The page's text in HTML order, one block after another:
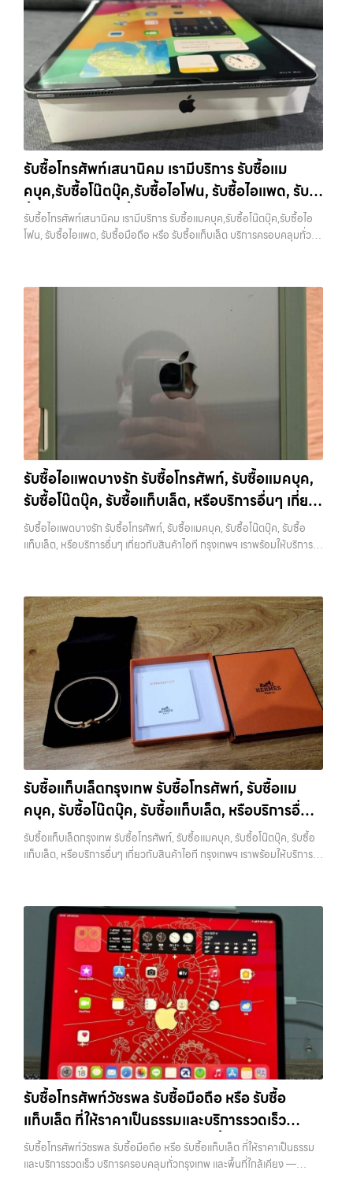
รับซื้อโทรศัพท์เสนานิคม เรามีบริการ รับซื้อแม
คบุค,รับซื้อโน๊ตบุ๊ค,รับซื้อไอโฟน, รับซื้อไอแพด, รับ
ซื้อมือถือ หรือ รับซื้อแท็บเล็ต บริการครอบคลุมทั่ว
กรุงเทพ และพื้นที่ใกล้เคียง
รับซื้อโทรศัพท์เสนานิคม เรามีบริการ รับซื้อแมคบุค,รับซื้อโน๊ตบุ๊ค,รับซื้อไอ
โฟน, รับซื้อไอแพด, รับซื้อมือถือ หรือ รับซื้อแท็บเล็ต บริการครอบคลุมทั่ว
ดา บางรัก แจ้งวัฒนะ บางแค วัชรพล รามอินทรา รับซื้อโทรศัพท์เสนานิคม
เคียง รับซื้อโทรศัพท์เสนานิคม เรามีบริการ รับซื้อแมคบุค,รับซื้อโน๊ตบุ๊ค,รับ
ซื้อไอโฟน, รับซื้อไอแพด, รับซื้อมือถือ หรือ รับซื้อแท็บเล็ต บริการครอบคลุม
ทั่วกรุงเทพ… รับซื้อโทรศัพท์เสนานิคม รับซื้อ Samsung และมือถือ
Android ทุกยี่ห้อ ไม่ว่าจะรุ่นใหม่หรือรุ่นเก่า ประสบการณ์เหนือระดับกับ
การ รับซื้อไอโฟน, รับซื้อไอแพด, รับซื้อมือถือ ยินดีต้อนรับสู่ “รับซื้อขายมือ
ถือ.com” เว็บไซต์ที่คุณไว้วางใจได้ สำหรับบริการ รับซื้อ มือถือ iPhone,
Samsung, iPad, แท็บเล็ต ทุกยี่ห้อ ให้ราคาสูง พร้อมจ่ายเงินทันที
ครอบคลุมพื้นที่ ลาดพร้าว, รัชดา, บางรัก, แจ้งวัฒนะ, บางแค, วัชรพล,
รามอินทรา และเขตกรุงเทพฯ ใกล้ “ใกล้ ฉัน” ที่สุด ในยุคที่สมาร์ทโฟน
แท็บเล็ต และอุปกรณ์ไอทีใหม่ๆ เปลี่ยนรุ่นกันแทบทุกช่วงเวลา อุปกรณ์ที่คุณ
ใช้แล้วอาจกลายเป็นของที่ไม่ได้ใช้งานอยู่เฉยๆ เว็บไซต์ของเราจึงเกิดขึ้นเพื่อ
ทันที ด้วยบริการ รับซื้อไอโฟน, รับซื้อไอแพด, รับซื้อมือถือ, รับซื้อโทรศัพท์,
รับซื้อโน๊ตบุ๊ค, รับซื้อแท็บเล็ต, รับซื้อสินค้าไอทีกรุงเทพมหานคร อย่างครบ
ถือ.com” เราเข้าใจดีว่าอุปกรณ์แต่ละชิ้นไม่ใช่แค่เครื่องใช้ไฟฟ้า แต่เป็น
ทรัพย์สินที่มีมูลค่า คุณอาจต้องการเปลี่ยนรุ่น หรือต้องการเงินด่วน เราจึง
มอบบริการประเมินสภาพเครื่อง ฟรี ปราบปรามความยุ่งยากทั้งหลาย โดย
เน้น โปร่งใส มั่นใจได้ และจ่ายเงินทันทีเมื่อตกลงซื้อขายสำเร็จ บริการของเรา
ครอบคลุมทั้ง iPhone สายใหม่-เก่า, Samsung ทุกรุ่น, iPad และแท็บเล็ต
ทุกแบรนด์ เรารับถึงแม้จะอยู่ในสภาพใช้งานแล้ว ตกแต่งแล้ว หรือมีรอยบ้าง
เพราะมูลค่าของเครื่องไม่ได้ขึ้นอยู่แค่ยี่ห้อ แต่ขึ้นอยู่กับสภาพจริง ความครบ
ชุด และความสะดวกในการขายของคุณ เราจึงตั้งใจให้บริการในเขต
ลาดพร้าว, รัชดา, บางรัก, แจ้งวัฒนะ, บางแค, วัชรพล, รามอินทรา, บางนา,
บางพลี, เกษตรนวมินทร์, เสนานิคม, วังหิน อย่างเต็มที่ ไม่ว่าคุณจะค้นหาคำ
ว่า “รับซื้อมือถือใกล้ฉัน”, “รับซื้อโทรศัพท์มือสองกรุงเทพ”, “ขาย iPad ได้
ราคา”, “รับซื้อแท็บเล็ต กรุงเทพถึงที่”, หรือ “รับซื้อ Samsung มือสอง
ราคาสูง” — ที่นี่คือคำตอบ เพราะบริการของเรามุ่งตรงให้คุณได้รับราคาและ
ความสะดวกสบายที่เหนือกว่า เลือกเราแล้วคุณจะได้บริการที่คุณไว้วางใจ
พร้อมทีมงานที่พร้อมอำนวยความสะดวก นัดรับถึงที่ ตรวจสภาพอย่างมือ
อาชีพ และจ่ายเงินทันที ทั้งหมดนี้เพื่อให้การขายอุปกรณ์ของคุณเป็นเรื่อง
ง่ายขึ้น ดีกว่า รวดเร็วกว่า และคุ้มค่ากว่า ทำไมต้องเลือกเรา ผู้เชี่ยวชาญด้าน
บางรัก, แจ้งวัฒนะ, บางแค, วัชรพล, รามอินทรา, รวมถึง บางนา, บางพลี,
เกษตรนวมินทร์, เสนานิคม, วังหินไม่ว่าคุณจะต้องการ รับซื้อโทรศัพท์, รับ
ซื้อแมคบุค, รับซื้อโน๊ตบุ๊ค, รับซื้อแท็บเล็ต, หรือบริการอื่นๆ เกี่ยวกับสินค้า
ไอที กรุงเทพฯ – เราพร้อมให้บริการครบวงจร บริการของเรา เราให้บริการ
แบบครบวงจรสำหรับลูกค้าที่ต้องการขายอุปกรณ์ไอที ไม่ว่าจะเป็น: รับซื้อไอ
โฟน…
รับซื้อไอแพดบางรัก รับซื้อโทรศัพท์, รับซื้อแมคบุค,
รับซื้อโน๊ตบุ๊ค, รับซื้อแท็บเล็ต, หรือบริการอื่นๆ เกี่ยว
กับสินค้าไอที กรุงเทพฯ เราพร้อมให้บริการครบวงจร
รับซื้อไอแพดบางรัก รับซื้อโทรศัพท์, รับซื้อแมคบุค, รับซื้อโน๊ตบุ๊ค, รับซื้อ
แท็บเล็ต, หรือบริการอื่นๆ เกี่ยวกับสินค้าไอที กรุงเทพฯ เราพร้อมให้บริการ
บางแค วัชรพล รามอินทรา รับซื้อไอแพดบางรัก — รับซื้อโทรศัพท์, รับซื้อแม
คบุค, รับซื้อโน๊ตบุ๊ค, รับซื้อแท็บเล็ต, หรือบริการอื่นๆ เกี่ยวกับสินค้าไอที
กรุงเทพฯ เราพร้อมให้บริการครบวงจร รับซื้อไอแพดบางรัก รับซื้อโทรศัพท์,
รับซื้อแมคบุค, รับซื้อโน๊ตบุ๊ค, รับซื้อแท็บเล็ต, หรือบริการอื่นๆ เกี่ยวกับสินค้า
ไอที กรุงเทพฯ เราพร้อมให้บริการครบวงจร… รับซื้อไอแพดบางรัก รับซื้อ
iPad และแท็บเล็ตทุกแบรนด์ ทุกสภาพ — ขอขายง่าย ได้เงินเร็ว
ประสบการณ์เหนือระดับกับการ รับซื้อไอโฟน, รับซื้อไอแพด, รับซื้อมือถือ
ยินดีต้อนรับสู่ “รับซื้อขายมือถือ.com” เว็บไซต์ที่คุณไว้วางใจได้ สำหรับ
บริการ รับซื้อ มือถือ iPhone, Samsung, iPad, แท็บเล็ต ทุกยี่ห้อ ให้ราคา
สูง พร้อมจ่ายเงินทันที ครอบคลุมพื้นที่ ลาดพร้าว, รัชดา, บางรัก,
แจ้งวัฒนะ, บางแค, วัชรพล, รามอินทรา และเขตกรุงเทพฯ ใกล้ “ใกล้ ฉัน”
ที่สุด ในยุคที่สมาร์ทโฟน แท็บเล็ต และอุปกรณ์ไอทีใหม่ๆ เปลี่ยนรุ่นกันแทบ
ทุกช่วงเวลา อุปกรณ์ที่คุณใช้แล้วอาจกลายเป็นของที่ไม่ได้ใช้งานอยู่เฉยๆ
เว็บไซต์ของเราจึงเกิดขึ้นเพื่อเป็นทางเลือกให้คุณสามารถเปลี่ยนอุปกรณ์ที่
รับซื้อมือถือ, รับซื้อโทรศัพท์, รับซื้อโน๊ตบุ๊ค, รับซื้อแท็บเล็ต, รับซื้อสินค้าไอที
กรุงเทพมหานคร อย่างครบวงจร ไม่ว่าคุณจะอยู่โซนเมืองหรือเขตชานเมือง
แค่เครื่องใช้ไฟฟ้า แต่เป็นทรัพย์สินที่มีมูลค่า คุณอาจต้องการเปลี่ยนรุ่น หรือ
ต้องการเงินด่วน เราจึงมอบบริการประเมินสภาพเครื่อง ฟรี ปราบปราม
ความยุ่งยากทั้งหลาย โดยเน้น โปร่งใส มั่นใจได้ และจ่ายเงินทันทีเมื่อตกลง
ซื้อขายสำเร็จ บริการของเราครอบคลุมทั้ง iPhone สายใหม่-เก่า,
Samsung ทุกรุ่น, iPad และแท็บเล็ตทุกแบรนด์ เรารับถึงแม้จะอยู่ในสภาพ
ใช้งานแล้ว ตกแต่งแล้ว หรือมีรอยบ้าง เพราะมูลค่าของเครื่องไม่ได้ขึ้นอยู่แค่
ยี่ห้อ แต่ขึ้นอยู่กับสภาพจริง ความครบชุด และความสะดวกในการขายของ
คุณ เราจึงตั้งใจให้บริการในเขต ลาดพร้าว, รัชดา, บางรัก, แจ้งวัฒนะ,
บางแค, วัชรพล, รามอินทรา, บางนา, บางพลี, เกษตรนวมินทร์, เสนานิคม,
วังหิน อย่างเต็มที่ ไม่ว่าคุณจะค้นหาคำว่า “รับซื้อมือถือใกล้ฉัน”, “รับซื้อ
โทรศัพท์มือสองกรุงเทพ”, “ขาย iPad ได้ราคา”, “รับซื้อแท็บเล็ต กรุงเทพ
ถึงที่”, หรือ “รับซื้อ Samsung มือสอง ราคาสูง” — ที่นี่คือคำตอบ เพราะ
บริการของเรามุ่งตรงให้คุณได้รับราคาและความสะดวกสบายที่เหนือกว่า
เลือกเราแล้วคุณจะได้บริการที่คุณไว้วางใจ พร้อมทีมงานที่พร้อมอำนวย
ความสะดวก นัดรับถึงที่ ตรวจสภาพอย่างมืออาชีพ และจ่ายเงินทันที
ทั้งหมดนี้เพื่อให้การขายอุปกรณ์ของคุณเป็นเรื่องง่ายขึ้น ดีกว่า รวดเร็วกว่า
และคุ้มค่ากว่า ทำไมต้องเลือกเรา ผู้เชี่ยวชาญด้านการให้บริการ รับซื้อมือถือ
รับซื้อแท็บเล็ตกรุงเทพ รับซื้อโทรศัพท์, รับซื้อแม
คบุค, รับซื้อโน๊ตบุ๊ค, รับซื้อแท็บเล็ต, หรือบริการอื่นๆ
เกี่ยวกับสินค้าไอที กรุงเทพฯ เราพร้อมให้บริการครบ
วงจร
รับซื้อแท็บเล็ตกรุงเทพ รับซื้อโทรศัพท์, รับซื้อแมคบุค, รับซื้อโน๊ตบุ๊ค, รับซื้อ
แท็บเล็ต, หรือบริการอื่นๆ เกี่ยวกับสินค้าไอที กรุงเทพฯ เราพร้อมให้บริการ
บางแค วัชรพล รามอินทรา รับซื้อแท็บเล็ตกรุงเทพ — รับซื้อโทรศัพท์, รับซื้อ
แมคบุค, รับซื้อโน๊ตบุ๊ค, รับซื้อแท็บเล็ต, หรือบริการอื่นๆ เกี่ยวกับสินค้าไอที
กรุงเทพฯ เราพร้อมให้บริการครบวงจร รับซื้อแท็บเล็ตกรุงเทพ รับซื้อ
โทรศัพท์, รับซื้อแมคบุค, รับซื้อโน๊ตบุ๊ค, รับซื้อแท็บเล็ต, หรือบริการอื่นๆ เกี่ยว
กับสินค้าไอที กรุงเทพฯ… รับซื้อแท็บเล็ตกรุงเทพ รับซื้อ iPhone ทุกรุ่น ให้
ราคาสูง พร้อมจ่ายเงินทันที ประสบการณ์เหนือระดับกับการ รับซื้อไอ
โฟน, รับซื้อไอแพด, รับซื้อมือถือ ยินดีต้อนรับสู่ “รับซื้อขายมือถือ.com”
เว็บไซต์ที่คุณไว้วางใจได้ สำหรับบริการ รับซื้อ มือถือ iPhone, Samsung,
iPad, แท็บเล็ต ทุกยี่ห้อ ให้ราคาสูง พร้อมจ่ายเงินทันที ครอบคลุมพื้นที่
ลาดพร้าว, รัชดา, บางรัก, แจ้งวัฒนะ, บางแค, วัชรพล, รามอินทรา และเขต
กรุงเทพฯ ใกล้ “ใกล้ ฉัน” ที่สุด ในยุคที่สมาร์ทโฟน แท็บเล็ต และอุปกรณ์ไอที
ใหม่ๆ เปลี่ยนรุ่นกันแทบทุกช่วงเวลา อุปกรณ์ที่คุณใช้แล้วอาจกลายเป็นของ
ที่ไม่ได้ใช้งานอยู่เฉยๆ เว็บไซต์ของเราจึงเกิดขึ้นเพื่อเป็นทางเลือกให้คุณ
สามารถเปลี่ยนอุปกรณ์ที่ไม่ใช้แล้วให้กลายเป็นเงินสดได้ทันที ด้วยบริการ รับ
ซื้อไอโฟน, รับซื้อไอแพด, รับซื้อมือถือ, รับซื้อโทรศัพท์, รับซื้อโน๊ตบุ๊ค, รับซื้อ
แท็บเล็ต, รับซื้อสินค้าไอทีกรุงเทพมหานคร อย่างครบวงจร ไม่ว่าคุณจะอยู่
โซนเมืองหรือเขตชานเมือง เรามีทีมงานพร้อมให้บริการถึงที่ในพื้นที่ “ใกล้
รับซื้อโทรศัพท์วัชรพล รับซื้อมือถือ หรือ รับซื้อ
แท็บเล็ต ที่ให้ราคาเป็นธรรมและบริการรวดเร็ว
บริการครอบคลุมทั่วกรุงเทพ และพื้นที่ใกล้เคียง
รับซื้อโทรศัพท์วัชรพล รับซื้อมือถือ หรือ รับซื้อแท็บเล็ต ที่ให้ราคาเป็นธรรม
และบริการรวดเร็ว บริการครอบคลุมทั่วกรุงเทพ และพื้นที่ใกล้เคียง —